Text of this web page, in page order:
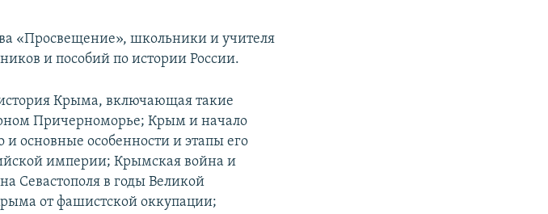
«Просвещение», школьники и учителя
и пособий по истории России.
Крыма, включающая такие
Причерноморье; Крым и начало
основные особенности и этапы его
империи; Крымская война и
Севастополя в годы Великой
от фашистской оккупации;